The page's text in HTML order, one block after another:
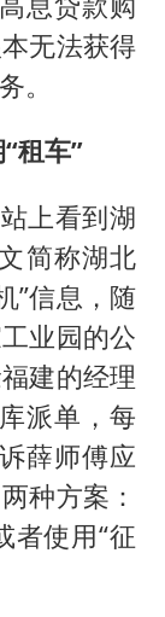
无法获得
。
租车”
上看到湖
简称湖北
”信息，随
业园的公
建的经理
派单，每
薛师傅应
种方案：
者使用“征